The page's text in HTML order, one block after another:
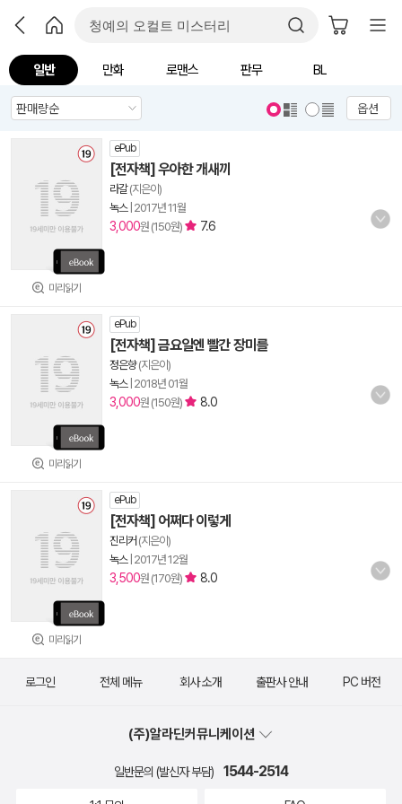
일반 만화 로맨스 판무 BL
옵션
미리읽기
ePub
[전자책] 우아한 개새끼
라갈(지은이)
녹스| 2017년 11월
3,000원 (150원) 7.6
미리읽기
ePub
[전자책] 금요일엔 빨간 장미를
정은향(지은이)
녹스| 2018년 01월
3,000원 (150원) 8.0
미리읽기
ePub
[전자책] 어쩌다 이렇게
진리커 (지은이)
녹스| 2017년 12월
3,500원 (170원) 8.0
로그인 전체 메뉴 회사 소개 출판사 안내 PC 버전
(주)알라딘커뮤니케이션
일반문의 (발신자 부담) 1544-2514